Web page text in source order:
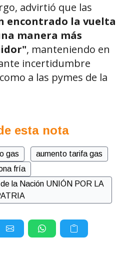
advirtió que las
encontrado la vuelta
manera más
, manteniendo en
incertidumbre
a las pymes de la
esta nota
gas
aumento tarifa gas
fría
la Nación UNIÓN POR LA